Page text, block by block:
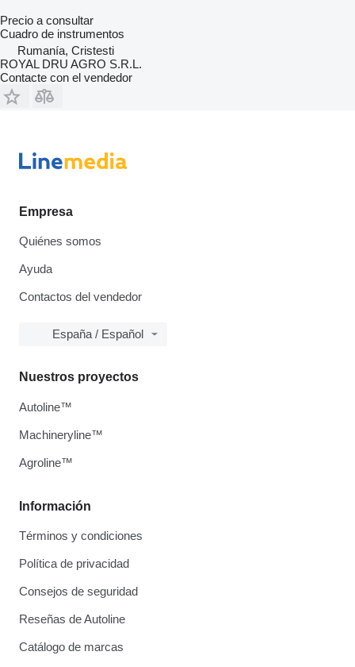
Precio a consultar
Cuadro de instrumentos
Rumanía, Cristesti
ROYAL DRU AGRO S.R.L.
Contacte con el vendedor
Empresa
Quiénes somos
Ayuda
Contactos del vendedor
España / Español
Información
Términos y condiciones
Política de privacidad
Consejos de seguridad
Reseñas de Autoline
Catálogo de marcas
Nuestros proyectos
Autoline™
Machineryline™
Agroline™